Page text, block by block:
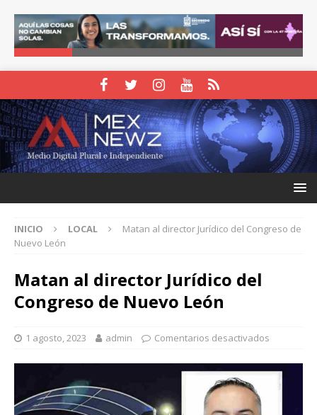
INICIO LOCAL
Matan al director Jurídico del Congreso de
Nuevo León
Matan al director Jurídico del
Congreso de Nuevo León
1 agosto, 2023 admin Comentarios desactivados